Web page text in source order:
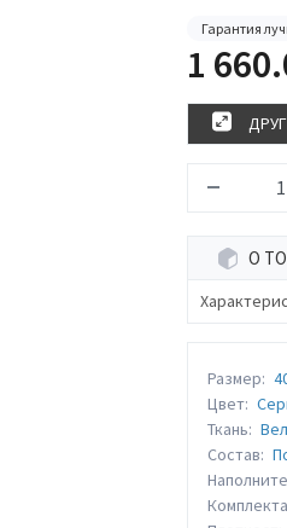
Гарантия
1
О
Размер:
Цвет:
Ткань:
Состав: